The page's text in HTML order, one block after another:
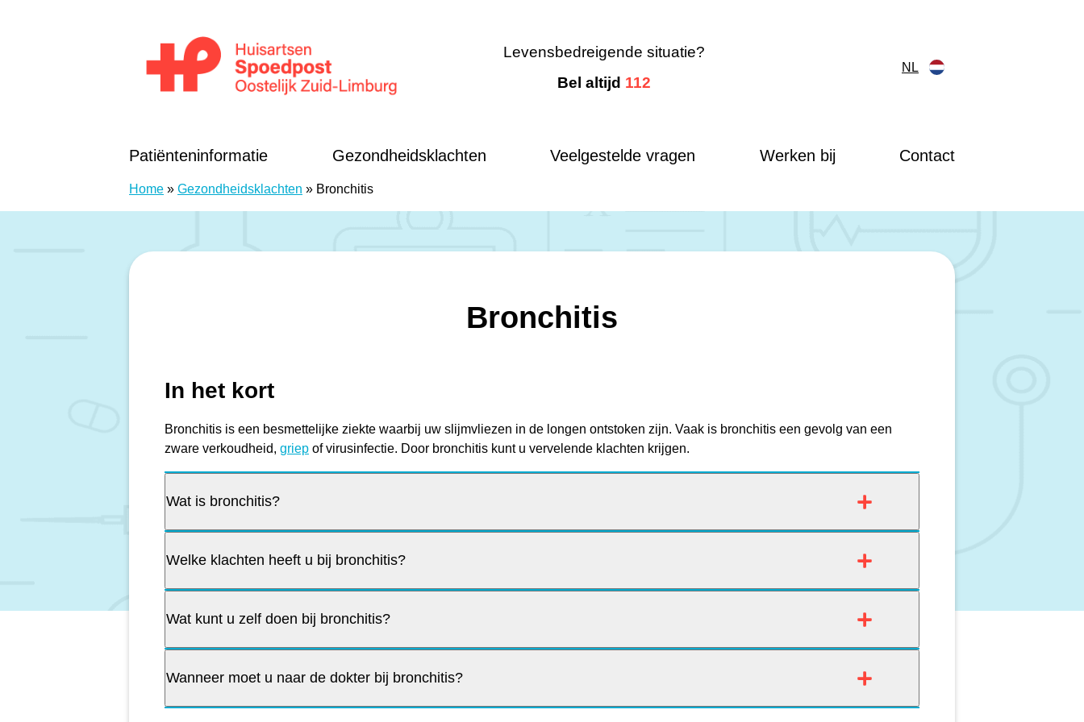
Levensbedreigende situatie?
Bel altijd 112
NL
Patiënteninformatie Gezondheidsklachten Veelgestelde vragen Werken bij Contact
Home » Gezondheidsklachten » Bronchitis
Bronchitis
In het kort
Bronchitis is een besmettelijke ziekte waarbij uw slijmvliezen in de longen ontstoken zijn. Vaak is bronchitis een gevolg van een
zware verkoudheid, griep of virusinfectie. Door bronchitis kunt u vervelende klachten krijgen.
Wat is bronchitis?
Welke klachten heeft u bij bronchitis?
Wat kunt u zelf doen bij bronchitis?
Wanneer moet u naar de dokter bij bronchitis?